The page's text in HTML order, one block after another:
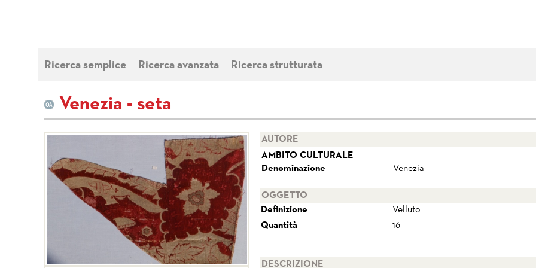
Ricerca semplice Ricerca avanzata Ricerca strutturata
Venezia - seta
AUTORE
AMBITO CULTURALE
Denominazione
Venezia
OGGETTO
Definizione
Velluto
Quantità
16
DESCRIZIONE